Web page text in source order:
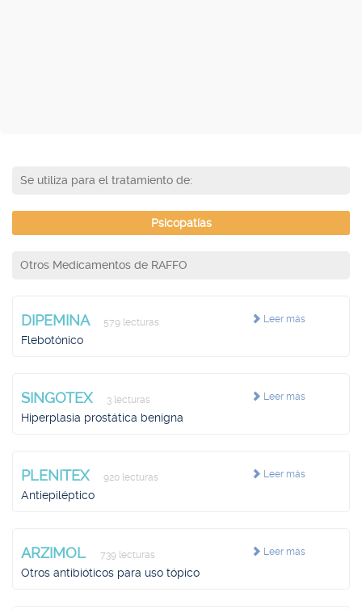
Se utiliza para el tratamiento de:
Psicopatías
Otros Medicamentos de RAFFO
Leer más
DIPEMINA 579 lecturas
Flebotónico
Leer más
SINGOTEX 3 lecturas
Hiperplasia prostática benigna
Leer más
PLENITEX 920 lecturas
Antiepiléptico
Leer más
ARZIMOL 739 lecturas
Otros antibióticos para uso tópico